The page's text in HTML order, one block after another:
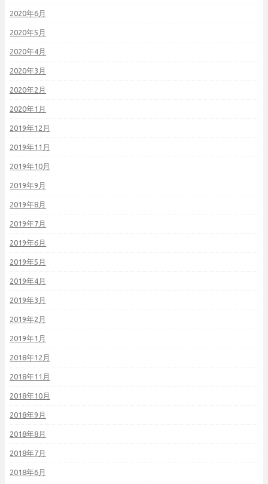
2020年6月
2020年5月
2020年4月
2020年3月
2020年2月
2020年1月
2019年12月
2019年11月
2019年10月
2019年9月
2019年8月
2019年7月
2019年6月
2019年5月
2019年4月
2019年3月
2019年2月
2019年1月
2018年12月
2018年11月
2018年10月
2018年9月
2018年8月
2018年7月
2018年6月